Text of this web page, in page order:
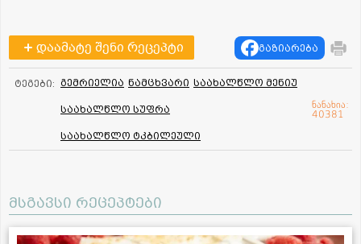
დაამატე შენი რეცეპტი გაზიარება
ტეგები: გემრიელია ნამცხვარი საახალწლო მენიუ
საახალწლო სუფრა
საახალწლო ტკბილეული
ნანახია:
40381
მსგავსი რეცეპტები